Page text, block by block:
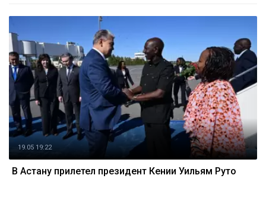
19.05 19:22
В Астану прилетел президент Кении Уильям Руто